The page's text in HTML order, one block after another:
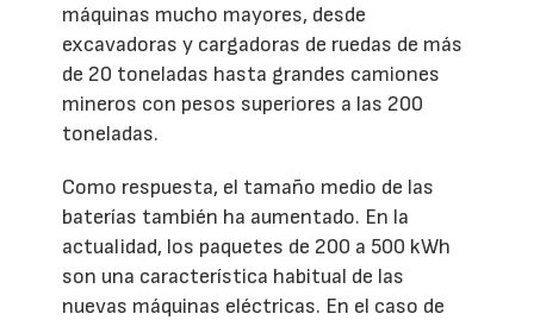
máquinas mucho mayores, desde
excavadoras y cargadoras de ruedas de más
de 20 toneladas hasta grandes camiones
mineros con pesos superiores a las 200
toneladas.
Como respuesta, el tamaño medio de las
baterías también ha aumentado. En la
actualidad, los paquetes de 200 a 500 kWh
son una característica habitual de las
nuevas máquinas eléctricas. En el caso de